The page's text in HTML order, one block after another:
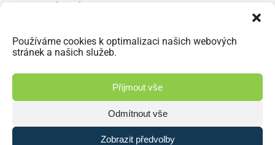
Používáme cookies k optimalizaci našich webových
stránek a našich služeb.
Přijmout vše
Odmítnout vše
Zobrazit předvolby
Havlíčkova 46, 533 03 Dašice
+420 466 951 103